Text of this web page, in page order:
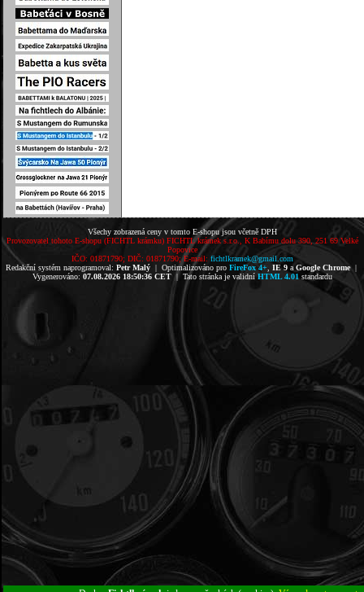
Všechy zobrazená ceny v tomto E-shopu jsou včetně DPH
Provozovatel tohoto E-shopu (FICHTL krámku) FICHTL krámek s.r.o., K Babímu dolu 390, 251 69 Velké
Popovice
IČO: 01871790; DIČ: 01871790; E-mail: fichtlkramek@gmail.com
Redakční systém naprogramoval: Petr Malý| Optimalizováno pro FireFox 4+, IE 9a Google Chrome|
Vygenerováno: 07.08.2026 18:50:36 CET| Tato stránka je validní HTML 4.01 standardu